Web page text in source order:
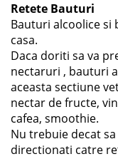
Retete Bauturi
Bauturi alcoolice
casa.
Daca doriti sa va
nectaruri , bauturi
aceasta sectiune
nectar de fructe,
cafea, smoothie.
Nu trebuie decat
directionati catre